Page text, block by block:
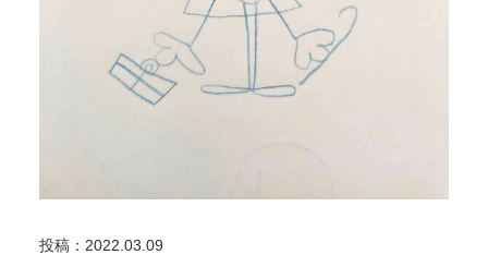
投稿：2022.03.09